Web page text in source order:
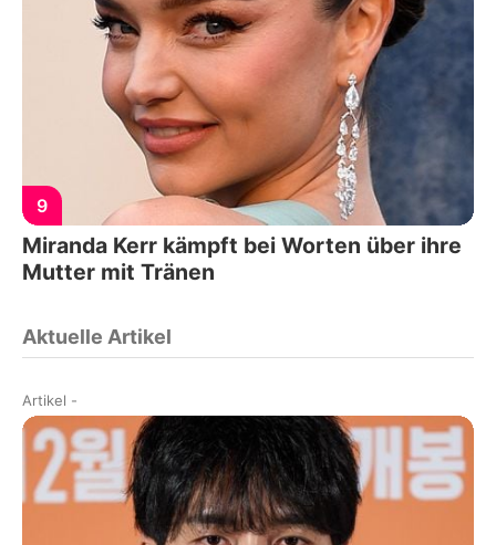
9
Miranda Kerr kämpft bei Worten über ihre
Mutter mit Tränen
Aktuelle Artikel
Artikel -